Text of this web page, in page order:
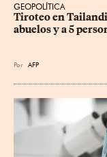
GEOPOLÍTICA
Tiroteo en
abuelos y a 5
Por AFP